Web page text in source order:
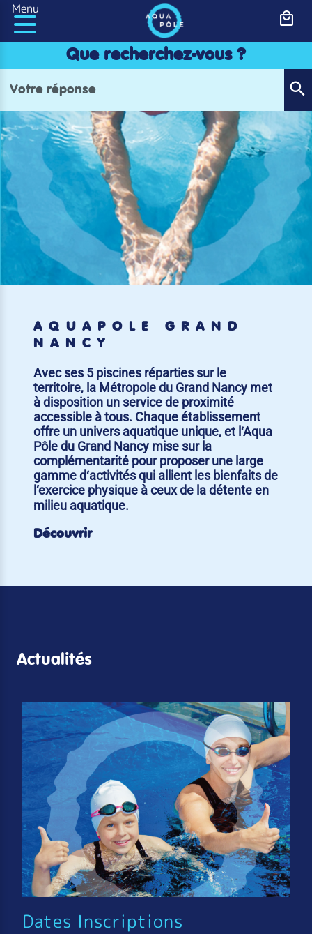
Panneau de gestion des cookies
Menu
Que recherchez-vous ?
AQUAPÔLE GRAND
NANCY
Avec ses 5 piscines réparties sur le
territoire, la Métropole du Grand Nancy met
à disposition un service de proximité
accessible à tous. Chaque établissement
offre un univers aquatique unique, et l‘Aqua
Pôle du Grand Nancy mise sur la
complémentarité pour proposer une large
gamme d‘activités qui allient les bienfaits de
l‘exercice physique à ceux de la détente en
milieu aquatique.
Découvrir
Actualités
Dates Inscriptions